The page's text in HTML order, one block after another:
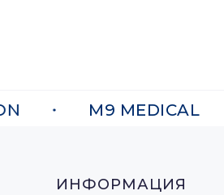
M9 MEDICAL
ИНФОРМАЦИЯ